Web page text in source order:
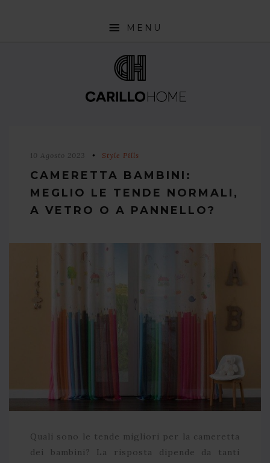
MENU
INTERIOR DESIGN TRENDS
NEWS10 Agosto 2023 Style Pills
CAMERETTA BAMBINI:
MEGLIO LE TENDE NORMALI,
A VETRO O A PANNELLO?
Quali sono le tende migliori per la cameretta
dei bambini? La risposta dipende da tanti